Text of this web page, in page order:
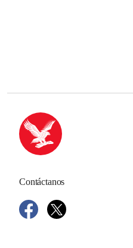
Contáctanos